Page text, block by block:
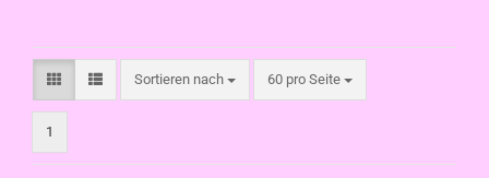
Sortieren nach
Sortieren nach 60 pro Seite
pro Seite
1